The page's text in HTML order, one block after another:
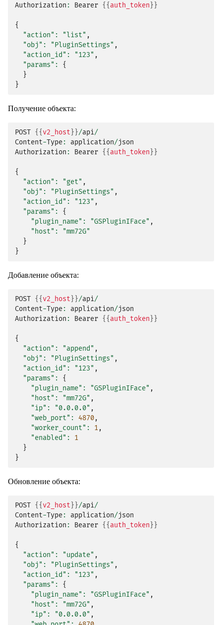
Authorization : Bearer {{auth_token }}
{
"action" : "list" ,
"obj" : "PluginSettings" ,
"action_id" : "123" ,
"params" :
{
}
}
Получение объекта:
POST {{v2_host }}/api/
Content-Type: application/json
Authorization : Bearer {{auth_token }}
{
"action" : "get" ,
"obj" : "PluginSettings" ,
"action_id" : "123" ,
"params" :
{
"plugin_name" : "GSPluginIFace" ,
"host" :
"mm72G"
}
}
Добавление объекта:
POST {{v2_host }}/api/
Content-Type: application/json
Authorization : Bearer {{auth_token }}
{
"action" : "append" ,
"obj" : "PluginSettings" ,
"action_id" : "123" ,
"params" :
{
"plugin_name" : "GSPluginIFace" ,
"host" : "mm72G" ,
"ip" : "0.0.0.0" ,
"web_port" : 4870,
"worker_count" : 1,
"enabled" :
1
}
}
Обновление объекта:
POST {{v2_host }}/api/
Content-Type: application/json
Authorization : Bearer {{auth_token }}
{
"action" : "update" ,
"obj" : "PluginSettings" ,
"action_id" : "123" ,
"params" :
{
"plugin_name" : "GSPluginIFace" ,
"host" : "mm72G" ,
"ip" : "0.0.0.0" ,